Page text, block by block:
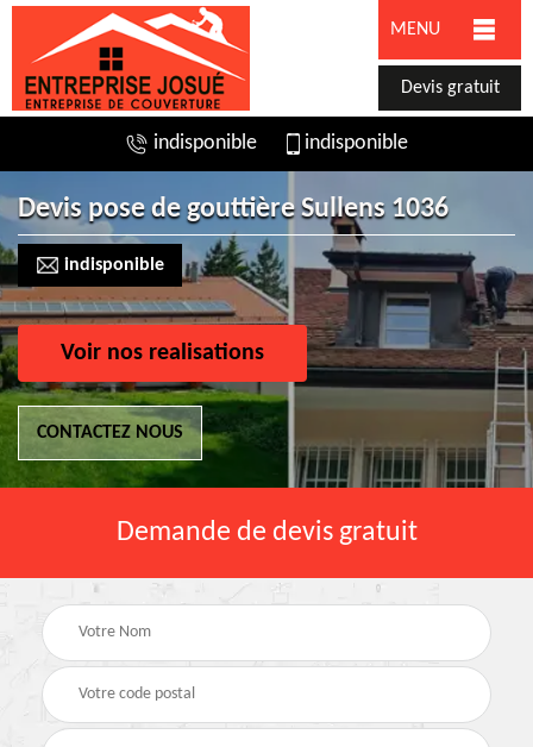
MENU
Devis gratuit
indisponible indisponible
Devis pose de gouttière Sullens 1036
indisponible
Voir nos realisations
CONTACTEZ NOUS
Demande de devis gratuit